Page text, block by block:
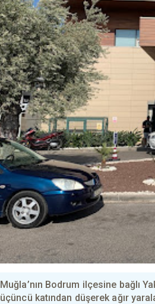
Muğla’nın Bodrum ilçesine bağlı
üçüncü katından düşerek ağır